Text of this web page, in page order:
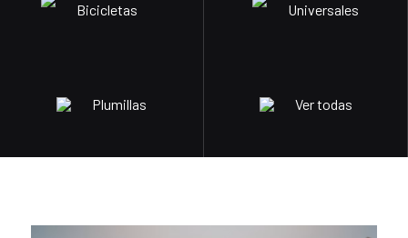
Bicicletas
Universales
Plumillas Ver todas